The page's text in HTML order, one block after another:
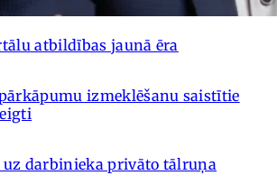
atbildības jaunā ēra
izmeklēšanu saistītie
darbinieka privāto tālruņa